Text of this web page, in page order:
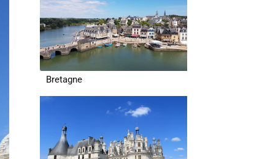
Bretagne